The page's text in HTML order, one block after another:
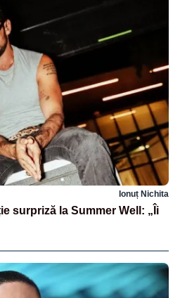
Ionuț Nichita
surpriză la Summer Well: „Îi